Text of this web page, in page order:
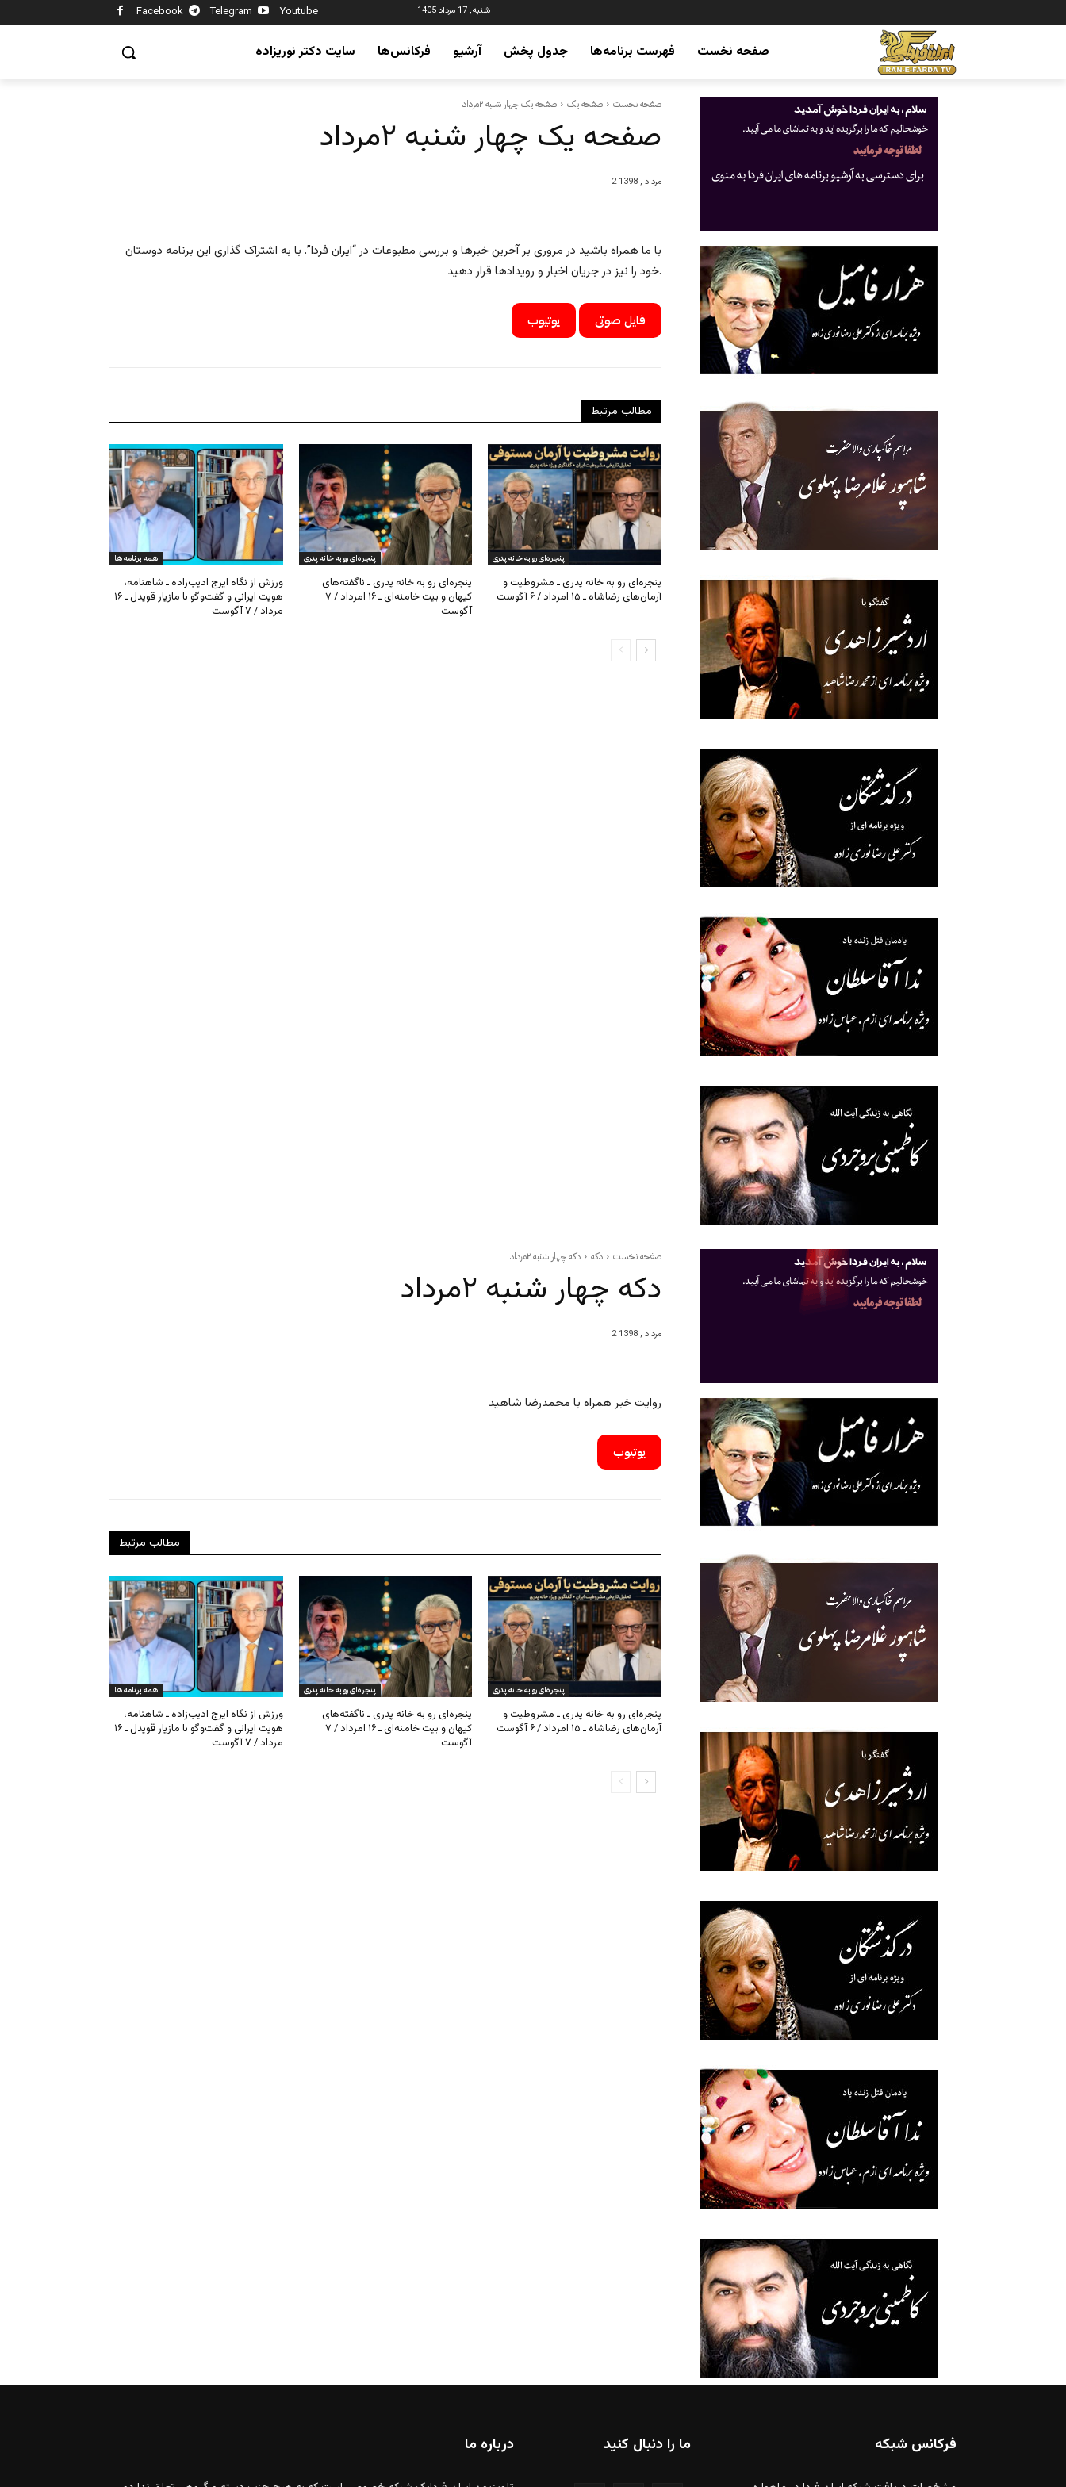
Facebook Telegram Youtube شنبه, 17 مرداد 1405
صفحه نخست فهرست برنامه‌ها جدول پخش آرشیو فرکانس‌ها سایت دکتر نوریزاده
صفحه نخست صفحه یک صفحه یک چهار شنبه ۲مرداد
صفحه یک چهار شنبه ۲مرداد
2 مرداد , 1398
با ما همراه باشید در مروری بر آخرین خبرها و بررسی مطبوعات در “ایران فردا”. با به اشتراک گذاری این برنامه دوستان
خود را نیز در جریان اخبار و رویدادها قرار دهید.
یوتیوب فایل صوتی
مطالب مرتبط
همه برنامه ها
ورزش از نگاه ایرج ادیب‌زاده ـ شاهنامه،
هویت ایرانی و گفت‌وگو با مازیار قویدل ـ ۱۶
مرداد / ۷ آگوست
پنجره‌ای رو به خانه پدری
پنجره‌ای رو به خانه پدری ـ ناگفته‌های
کیهان و بیت خامنه‌ای ـ ۱۶ امرداد / ۷
آگوست
پنجره‌ای رو به خانه پدری
پنجره‌ای رو به خانه پدری ـ مشروطیت و
آرمان‌های رضاشاه ـ ۱۵ امرداد / ۶ آگوست
فرکانس شبکه ما را دنبال کنید درباره ما